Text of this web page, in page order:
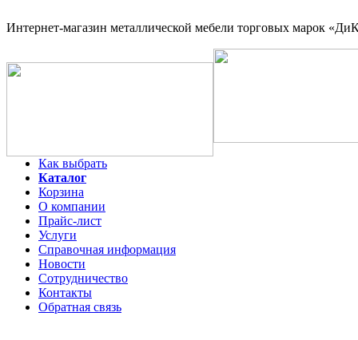
Интернет-магазин металлической мебели торговых марок
Как выбрать
Каталог
Корзина
О компании
Прайс-лист
Услуги
Справочная информация
Новости
Сотрудничество
Контакты
Обратная связь